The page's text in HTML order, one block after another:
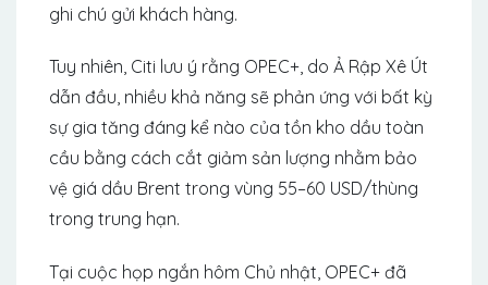
ghi chú gửi khách hàng.
Tuy nhiên, Citi lưu ý rằng OPEC+, do Ả Rập Xê Út
dẫn đầu, nhiều khả năng sẽ phản ứng với bất kỳ
sự gia tăng đáng kể nào của tồn kho dầu toàn
cầu bằng cách cắt giảm sản lượng nhằm bảo
vệ giá dầu Brent trong vùng 55–60 USD/thùng
trong trung hạn.
Tại cuộc họp ngắn hôm Chủ nhật, OPEC+ đã